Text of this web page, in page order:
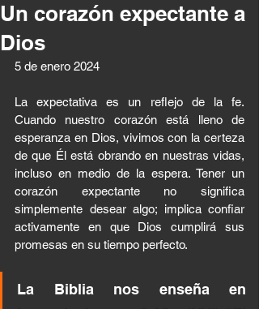
Un corazón expectante a
Dios
5 de enero 2024
La expectativa es un reflejo de la fe.
Cuando nuestro corazón está lleno de
esperanza en Dios, vivimos con la certeza
de que Él está obrando en nuestras vidas,
incluso en medio de la espera. Tener un
corazón expectante no significa
simplemente desear algo; implica confiar
activamente en que Dios cumplirá sus
promesas en su tiempo perfecto.
La Biblia nos enseña en